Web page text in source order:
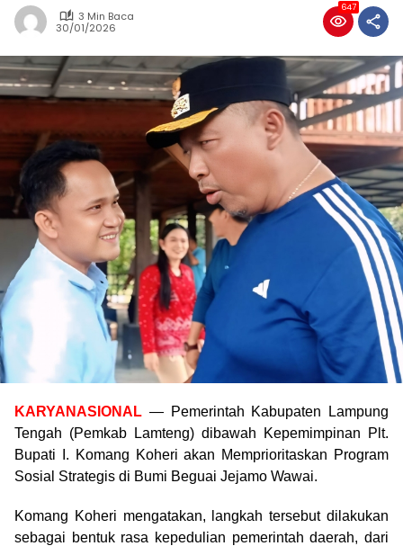
3 Min Baca
30/01/2026
647
KARYANASIONAL — Pemerintah Kabupaten Lampung
Tengah (Pemkab Lamteng) dibawah Kepemimpinan Plt.
Bupati I. Komang Koheri akan Memprioritaskan Program
Sosial Strategis di Bumi Beguai Jejamo Wawai.
Komang Koheri mengatakan, langkah tersebut dilakukan
sebagai bentuk rasa kepedulian pemerintah daerah, dari